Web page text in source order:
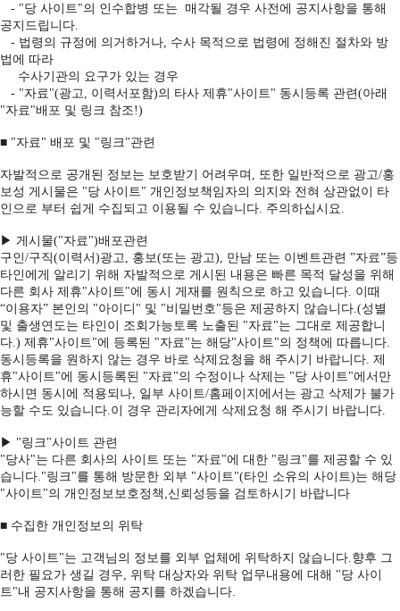
- "당 사이트"의 인수합병 또는 매각될 경우 사전에 공지사항을 통해
공지드립니다.
- 법령의 규정에 의거하거나, 수사 목적으로 법령에 정해진 절차와 방
법에 따라
수사기관의 요구가 있는 경우
- "자료"(광고, 이력서포함)의 타사 제휴"사이트" 동시등록 관련(아래
"자료"배포 및 링크 참조!)
■ "자료" 배포 및 "링크"관련
자발적으로 공개된 정보는 보호받기 어려우며, 또한 일반적으로 광고/홍
보성 게시물은 "당 사이트" 개인정보책임자의 의지와 전혀 상관없이 타
인으로 부터 쉽게 수집되고 이용될 수 있습니다. 주의하십시요.
▶ 게시물("자료")배포관련
구인/구직(이력서)광고, 홍보(또는 광고), 만남 또는 이벤트관련 ”자료”등
타인에게 알리기 위해 자발적으로 게시된 내용은 빠른 목적 달성을 위해
다른 회사 제휴"사이트"에 동시 게재를 원칙으로 하고 있습니다. 이때
“이용자” 본인의 "아이디" 및 "비밀번호"등은 제공하지 않습니다.(성별
및 출생연도는 타인이 조회가능토록 노출된 "자료"는 그대로 제공합니
다.) 제휴"사이트"에 등록된 "자료"는 해당"사이트"의 정책에 따릅니다.
동시등록을 원하지 않는 경우 바로 삭제요청을 해 주시기 바랍니다. 제
휴"사이트"에 동시등록된 "자료"의 수정이나 삭제는 "당 사이트"에서만
하시면 동시에 적용되나, 일부 사이트/홈페이지에서는 광고 삭제가 불가
능할 수도 있습니다.이 경우 관리자에게 삭제요청 해 주시기 바랍니다.
▶ "링크"사이트 관련
"당사"는 다른 회사의 사이트 또는 "자료"에 대한 "링크"를 제공할 수 있
습니다."링크"를 통해 방문한 외부 "사이트"(타인 소유의 사이트)는 해당
"사이트"의 개인정보보호정책,신뢰성등을 검토하시기 바랍니다
■ 수집한 개인정보의 위탁
"당 사이트"는 고객님의 정보를 외부 업체에 위탁하지 않습니다.향후 그
러한 필요가 생길 경우, 위탁 대상자와 위탁 업무내용에 대해 "당 사이
트"내 공지사항을 통해 공지를 하겠습니다.